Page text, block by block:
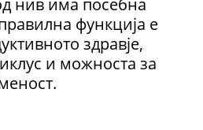
функција е
здравје,
и можноста за